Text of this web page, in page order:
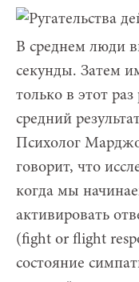
В среднем люди
секунды. Затем
только в этот
средний
Психолог
говорит, что
когда мы
активировать
(fight or flight
состояние